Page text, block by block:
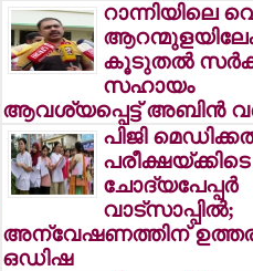
റാന്നിയിലെ
കൂടുതല്‍
സഹായം
ആവശ്യപ്പെട്ട് അബിന്‍
പിജി
പരീക്ഷയ്ക്കിടെ
ചോദ്യപേപ്പര്‍
വാട്സാപ്പില്‍;
അന്വേഷണത്തിന്
ഒഡിഷ